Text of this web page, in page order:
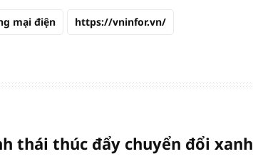
mại điện https://vninfor.vn/
thái thúc đẩy chuyển đổi xanh